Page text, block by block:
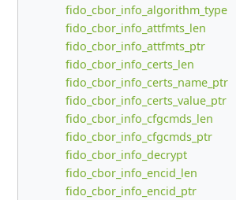
fido_cbor_info_algorithm_type
fido_cbor_info_attfmts_len
fido_cbor_info_attfmts_ptr
fido_cbor_info_certs_len
fido_cbor_info_certs_name_ptr
fido_cbor_info_certs_value_ptr
fido_cbor_info_cfgcmds_len
fido_cbor_info_cfgcmds_ptr
fido_cbor_info_decrypt
fido_cbor_info_encid_len
fido_cbor_info_encid_ptr